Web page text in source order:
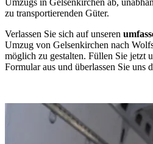
zu transportierenden Güter.
Verlassen Sie sich auf unseren
Umzug von Gelsenkirchen nach
möglich zu gestalten. Füllen Sie jetzt
Formular aus und überlassen Sie uns